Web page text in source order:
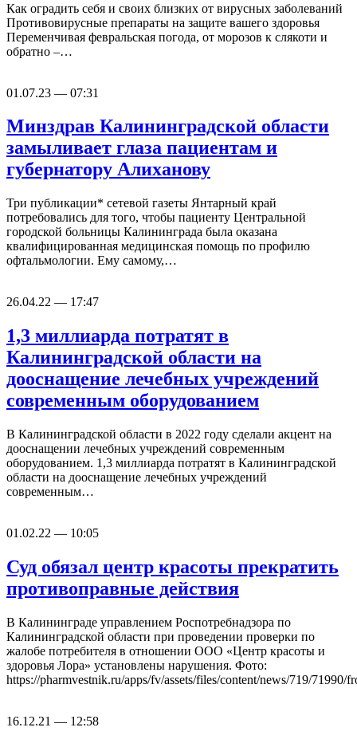
Как оградить себя и своих близких от вирусных заболеваний
Противовирусные препараты на защите вашего здоровья
Переменчивая февральская погода, от морозов к слякоти и
обратно –…
01.07.23 — 07:31
Минздрав Калининградской области
замыливает глаза пациентам и
губернатору Алиханову
Три публикации* сетевой газеты Янтарный край
потребовались для того, чтобы пациенту Центральной
городской больницы Калининграда была оказана
квалифицированная медицинская помощь по профилю
офтальмологии. Ему самому,…
26.04.22 — 17:47
1,3 миллиарда потратят в
Калининградской области на
дооснащение лечебных учреждений
современным оборудованием
В Калининградской области в 2022 году сделали акцент на
дооснащении лечебных учреждений современным
оборудованием. 1,3 миллиарда потратят в Калининградской
области на дооснащение лечебных учреждений
современным…
01.02.22 — 10:05
Суд обязал центр красоты прекратить
противоправные действия
В Калининграде управлением Роспотребнадзора по
Калининградской области при проведении проверки по
жалобе потребителя в отношении ООО «Центр красоты и
здоровья Лора» установлены нарушения. Фото:
https://pharmvestnik.ru/apps/fv/assets/files/content/news/719/
16.12.21 — 12:58